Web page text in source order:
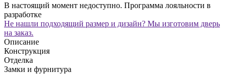
В настоящий момент недоступно. Программа лояльности в
разработке
Не нашли подходящий размер и дизайн? Мы изготовим дверь
на заказ.
Описание
Конструкция
Отделка
Замки и фурнитура